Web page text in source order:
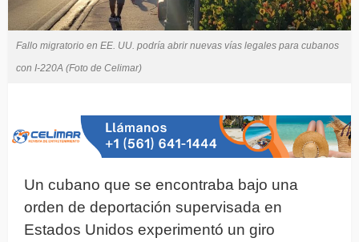
Fallo migratorio en EE. UU. podría abrir nuevas vías legales para cubanos
con I-220A (Foto de Celimar)
Un cubano que se encontraba bajo una
orden de deportación supervisada en
Estados Unidos experimentó un giro